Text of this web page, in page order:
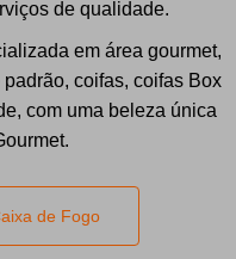
de qualidade.
em área gourmet,
coifas, coifas Box
com uma beleza única
de Fogo